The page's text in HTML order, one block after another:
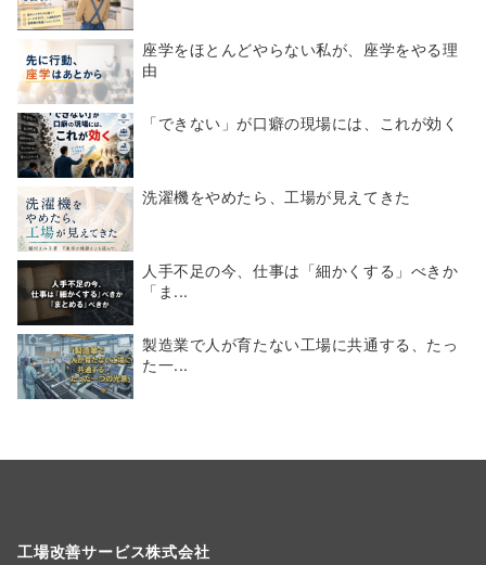
座学をほとんどやらない私が、座学をやる理
由
「できない」が口癖の現場には、これが効く
洗濯機をやめたら、工場が見えてきた
人手不足の今、仕事は「細かくする」べきか
「ま...
製造業で人が育たない工場に共通する、たっ
た一...
工場改善サービス株式会社